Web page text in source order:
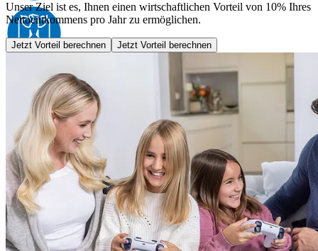
Unser Ziel ist es, Ihnen einen wirtschaftlichen Vorteil von 10% Ihres
Nettoeinkommens pro Jahr zu ermöglichen.
Jetzt Vorteil berechnen Jetzt Vorteil berechnen